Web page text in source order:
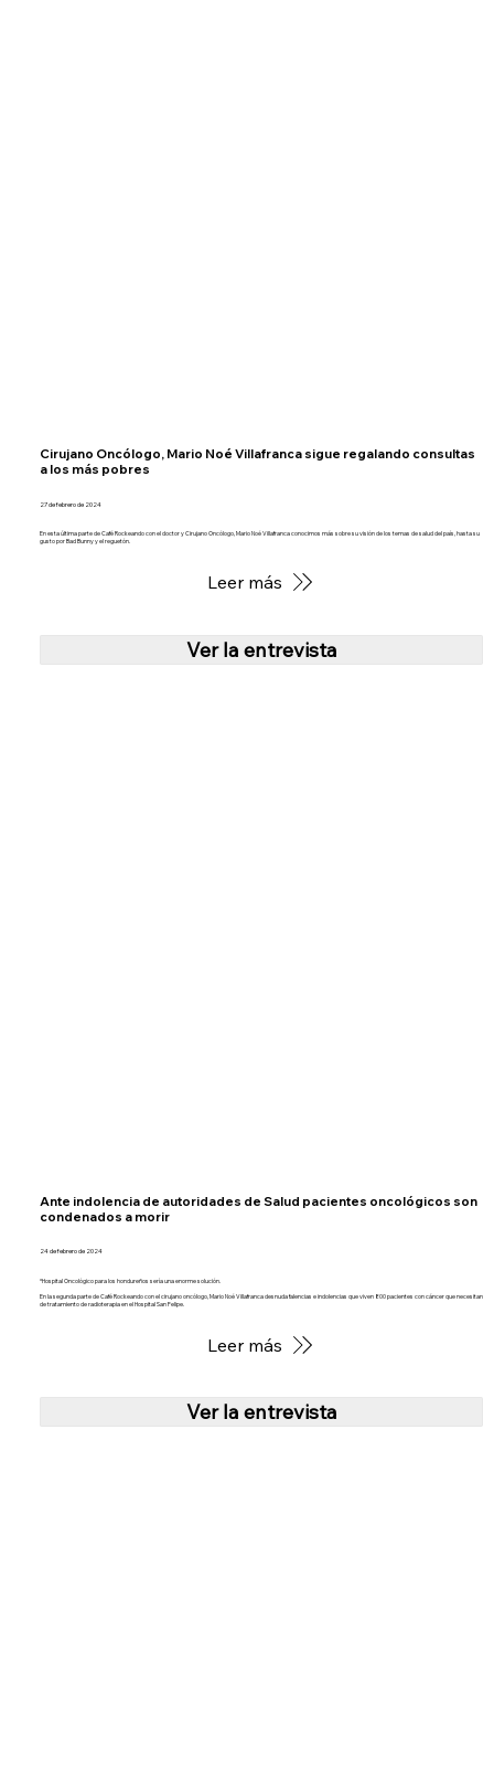
Cirujano Oncólogo, Mario Noé Villafranca sigue regalando consultas
a los más pobres
27 de febrero de 2024
En esta última parte de Café Rockeando con el doctor y Cirujano Oncólogo, Mario Noé Villafranca conocimos más sobre su visión de los temas de salud del país, hasta su
gusto por Bad Bunny y el reguetón.
Ver la entrevista
Leer más
Ante indolencia de autoridades de Salud pacientes oncológicos son
condenados a morir
24 de febrero de 2024
*Hospital Oncológico para los hondureños sería una enorme solución.
En la segunda parte de Café Rockeando con el cirujano oncólogo, Mario Noé Villafranca desnuda falencias e indolencias que viven 800 pacientes con cáncer que necesitan
de tratamiento de radioterapia en el Hospital San Felipe.
Ver la entrevista
Leer más